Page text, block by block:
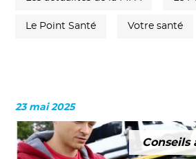
Le Point Santé Votre santé
23 mai 2025
Conseils